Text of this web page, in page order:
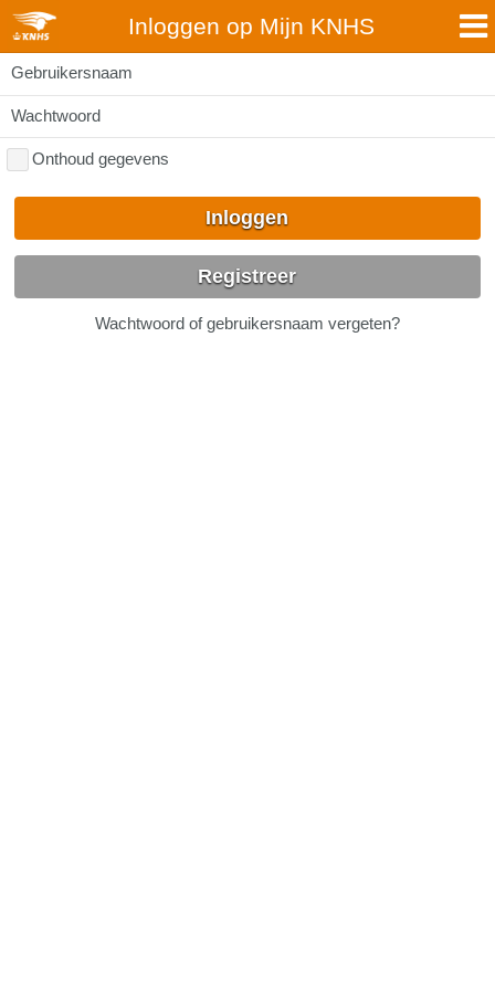
Inloggen op Mijn KNHS
Gebruikersnaam
Wachtwoord
Onthoud gegevens
Inloggen
Registreer
Wachtwoord of gebruikersnaam vergeten?